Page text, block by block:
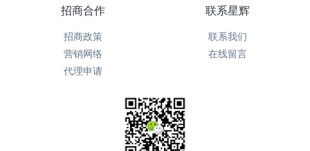
招商合作
招商政策
营销网络
代理申请
联系星辉
联系我们
在线留言